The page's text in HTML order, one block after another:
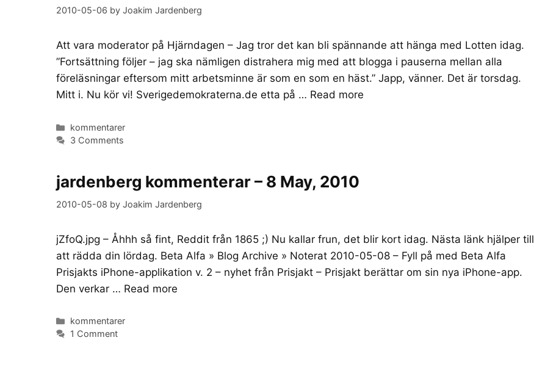
2010-05-06 by Joakim Jardenberg
Att vara moderator på Hjärndagen – Jag tror det kan bli spännande att hänga med Lotten idag.
”Fortsättning följer – jag ska nämligen distrahera mig med att blogga i pauserna mellan alla
föreläsningar eftersom mitt arbetsminne är som en som en häst.” Japp, vänner. Det är torsdag.
Mitt i. Nu kör vi! Sverigedemokraterna.de etta på … Read more
Categories
kommentarer
3 Comments
jardenberg kommenterar – 8 May, 2010
2010-05-08 by Joakim Jardenberg
jZfoQ.jpg – Åhhh så fint, Reddit från 1865 ;) Nu kallar frun, det blir kort idag. Nästa länk hjälper till
att rädda din lördag. Beta Alfa » Blog Archive » Noterat 2010-05-08 – Fyll på med Beta Alfa
Prisjakts iPhone-applikation v. 2 – nyhet från Prisjakt – Prisjakt berättar om sin nya iPhone-app.
Den verkar … Read more
Categories
kommentarer
1 Comment